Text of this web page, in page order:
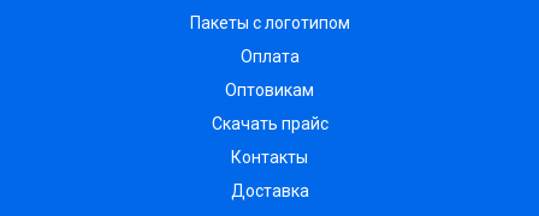
Пакеты с логотипом
Оплата
Оптовикам
Скачать прайс
Контакты
Доставка